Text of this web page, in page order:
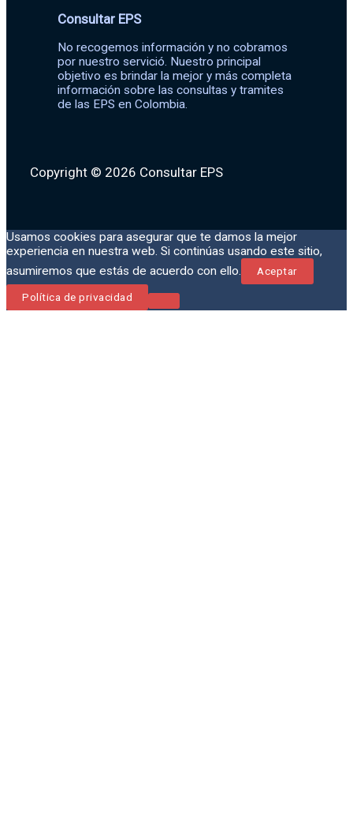
Consultar EPS
No recogemos información y no cobramos
por nuestro servició. Nuestro principal
objetivo es brindar la mejor y más completa
información sobre las consultas y tramites
de las EPS en Colombia.
Copyright © 2026 Consultar EPS
Usamos cookies para asegurar que te damos la mejor
experiencia en nuestra web. Si continúas usando este sitio,
asumiremos que estás de acuerdo con ello.
Aceptar
Política de privacidad